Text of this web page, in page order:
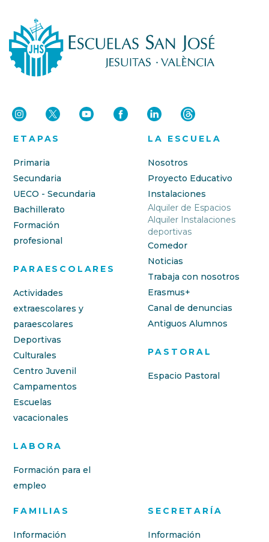
ETAPAS
Primaria
Secundaria
UECO - Secundaria
Bachillerato
Formación
profesional
PARAESCOLARES
Actividades
extraescolares y
paraescolares
Deportivas
Culturales
Centro Juvenil
Campamentos
Escuelas
vacacionales
LABORA
Formación para el
empleo
LA ESCUELA
Nosotros
Proyecto Educativo
Instalaciones
Alquiler de Espacios
Alquiler Instalaciones
deportivas
Comedor
Noticias
Trabaja con nosotros
Erasmus+
Canal de denuncias
Antiguos Alumnos
PASTORAL
Espacio Pastoral
FAMILIAS
Información
SECRETARÍA
Información